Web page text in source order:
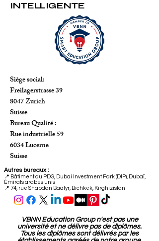
INTELLIGENTE
Siège social:
Freilagerstrasse 39
8047 Zurich
Suisse
Bureau Qualité :
Rue industrielle 59
6034 Lucerne
Suisse
Autres bureaux :
📍 Bâtiment du PDG, Dubai Investment Park (DIP), Dubaï,
Émirats arabes unis
📍 74, rue Shabdan Baatyr, Bichkek, Kirghizistan
VBNN Education Group n'est pas une
université et ne délivre pas de diplômes.
Tous les diplômes sont délivrés par les